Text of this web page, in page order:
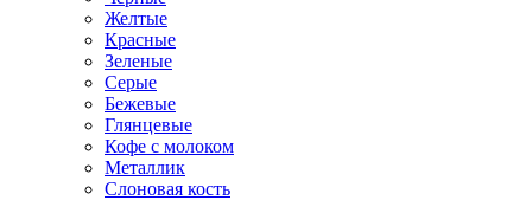
Желтые
Красные
Зеленые
Серые
Бежевые
Глянцевые
Кофе с молоком
Металлик
Слоновая кость